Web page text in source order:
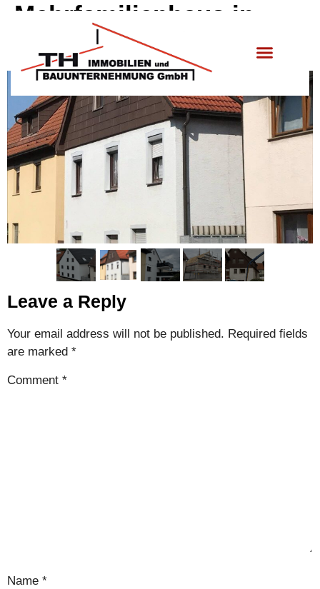
Mehrfamilienhaus in
Schwaikheim
Leave a Reply
Your email address will not be published. Required fields
are marked *
Comment *
Name *